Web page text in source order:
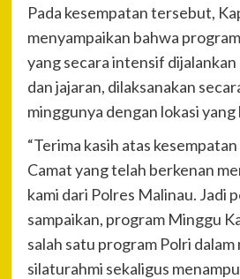
Pada kesempatan tersebut,
menyampaikan bahwa
yang secara intensif
dan jajaran, dilaksanakan
minggunya dengan lokasi
“Terima kasih atas
Camat yang telah berkenan
kami dari Polres Malinau. Jadi
sampaikan, program Minggu
salah satu program Polri
silaturahmi sekaligus